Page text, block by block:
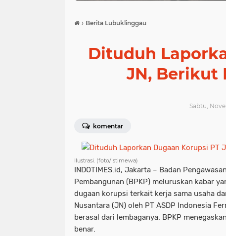
› Berita Lubuklinggau
Dituduh
JN, Berikut
Sabtu,
komentar
Ilustrasi. (foto/istimewa)
INDOTIMES.id, Jakarta – Badan
Pembangunan (BPKP) meluruskan kabar
dugaan korupsi terkait kerja sama usaha
Nusantara (JN) oleh PT ASDP Indonesia
berasal dari lembaganya. BPKP
benar.